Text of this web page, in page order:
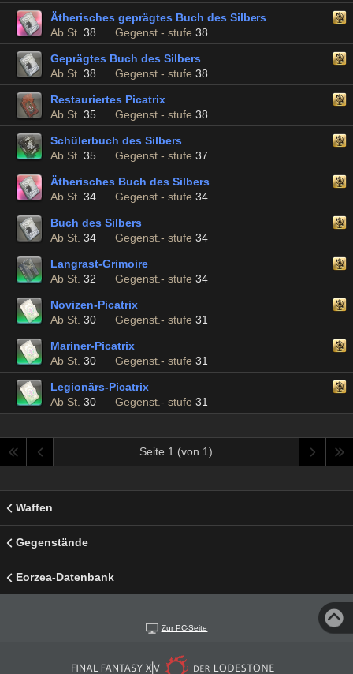
Ätherisches geprägtes Buch des Silbers
Ab St. 38 Gegenst.- stufe 38
Geprägtes Buch des Silbers
Ab St. 38 Gegenst.- stufe 38
Restauriertes Picatrix
Ab St. 35 Gegenst.- stufe 38
Schülerbuch des Silbers
Ab St. 35 Gegenst.- stufe 37
Ätherisches Buch des Silbers
Ab St. 34 Gegenst.- stufe 34
Buch des Silbers
Ab St. 34 Gegenst.- stufe 34
Langrast-Grimoire
Ab St. 32 Gegenst.- stufe 34
Novizen-Picatrix
Ab St. 30 Gegenst.- stufe 31
Mariner-Picatrix
Ab St. 30 Gegenst.- stufe 31
Legionärs-Picatrix
Ab St. 30 Gegenst.- stufe 31
Seite 1 (von 1)
Waffen
Gegenstände
Eorzea-Datenbank
Zur PC-Seite